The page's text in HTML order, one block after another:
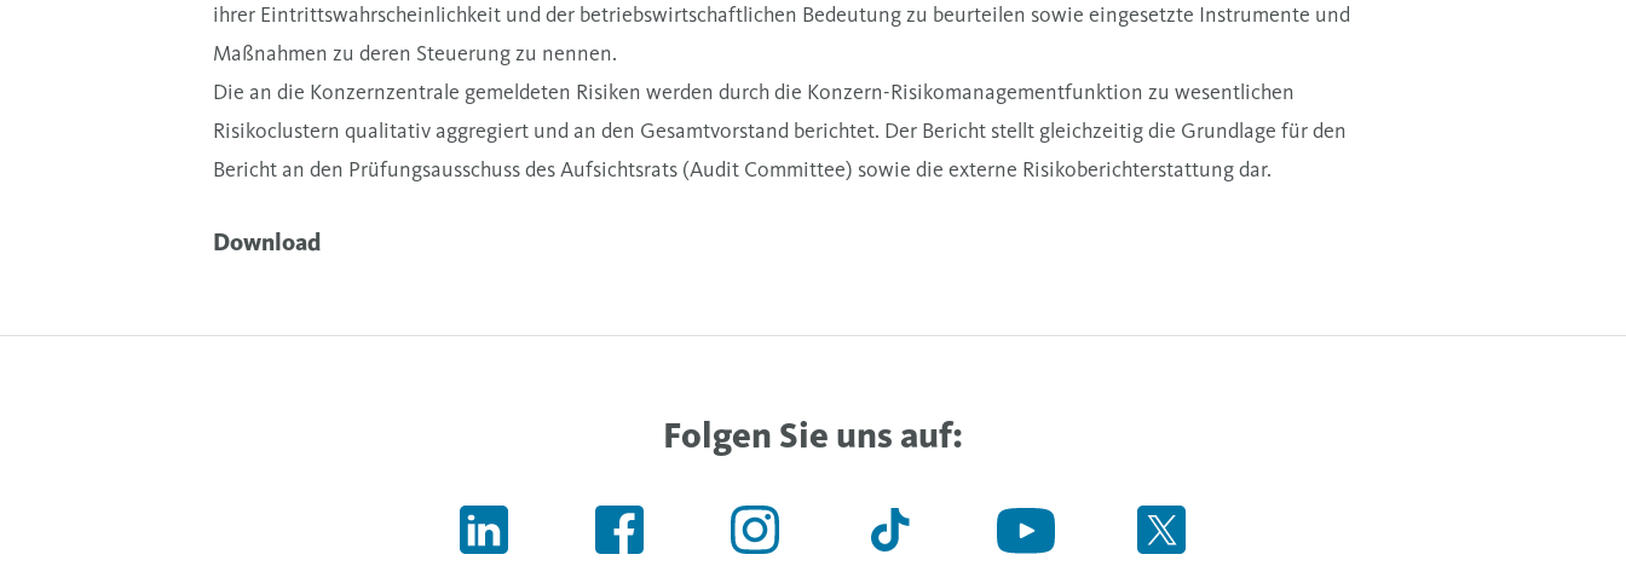
ihrer Eintrittswahrscheinlichkeit und der betriebswirtschaftlichen Bedeutung zu beurteilen sowie eingesetzte Instrumente und
Maßnahmen zu deren Steuerung zu nennen.
Die an die Konzernzentrale gemeldeten Risiken werden durch die Konzern-Risikomanagementfunktion zu wesentlichen
Risikoclustern qualitativ aggregiert und an den Gesamtvorstand berichtet. Der Bericht stellt gleichzeitig die Grundlage für den
Bericht an den Prüfungsausschuss des Aufsichtsrats (Audit Committee) sowie die externe Risikoberichterstattung dar.
Download
Folgen Sie uns auf: